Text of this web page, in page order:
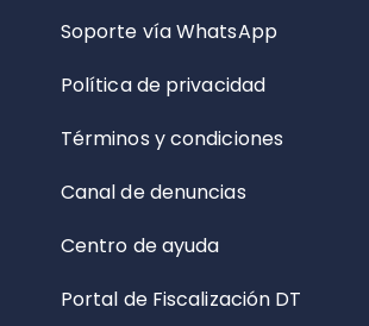
Soporte vía WhatsApp
Política de privacidad
Términos y condiciones
Canal de denuncias
Centro de ayuda
Portal de Fiscalización DT